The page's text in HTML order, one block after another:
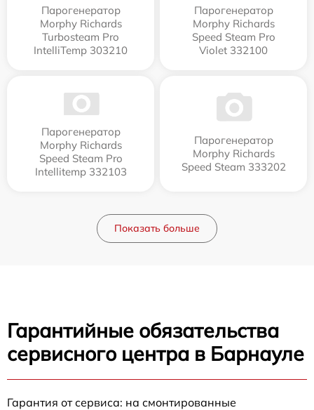
Парогенератор
Morphy Richards
Turbosteam Pro
IntelliTemp 303210
Парогенератор
Morphy Richards
Speed Steam Pro
Violet 332100
Парогенератор
Morphy Richards
Speed Steam Pro
Intellitemp 332103
Парогенератор
Morphy Richards
Speed Steam 333202
Показать больше
Гарантийные обязательства
сервисного центра в Барнауле
Гарантия от сервиса: на смонтированные